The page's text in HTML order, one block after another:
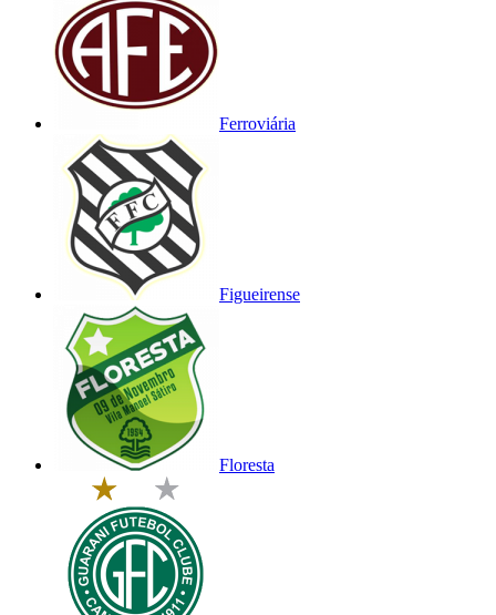
Ferroviária
Figueirense
Floresta